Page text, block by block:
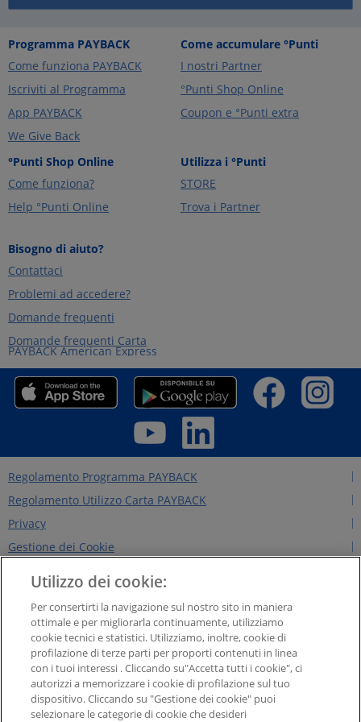
Programma PAYBACK
Come funziona PAYBACK
Iscriviti al Programma
App PAYBACK
We Give Back
Come accumulare °Punti
I nostri Partner
°Punti Shop Online
Coupon e °Punti extra
°Punti Shop Online
Come funziona?
Help °Punti Online
Utilizza i °Punti
STORE
Trova i Partner
Bisogno di aiuto?
Contattaci
Problemi ad accedere?
Domande frequenti
Domande frequenti Carta
PAYBACK American Express
Regolamento Programma PAYBACK
Regolamento Utilizzo Carta PAYBACK
Privacy
Gestione dei Cookie
Contattaci
Chi siamo
NEWS&INTERVISTE
PAYBACK GROUP
Concorsi PAYBACK
Utilizzo dei cookie:
Per consertirti la navigazione sul nostro sito in maniera
ottimale e per migliorarla continuamente, utilizziamo
cookie tecnici e statistici. Utilizziamo, inoltre, cookie di
profilazione di terze parti per proporti contenuti in linea
con i tuoi interessi . Cliccando su"Accetta tutti i cookie", ci
autorizzi a memorizzare i cookie di profilazione sul tuo
dispositivo. Cliccando su "Gestione dei cookie" puoi
selezionare le categorie di cookie che desideri